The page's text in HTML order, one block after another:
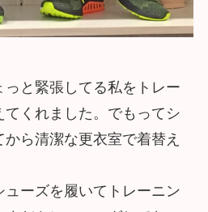
っと緊張してる私をトレー
くれました。でもってシ
ら清潔な更衣室で着替え
ーズを履いてトレーニン